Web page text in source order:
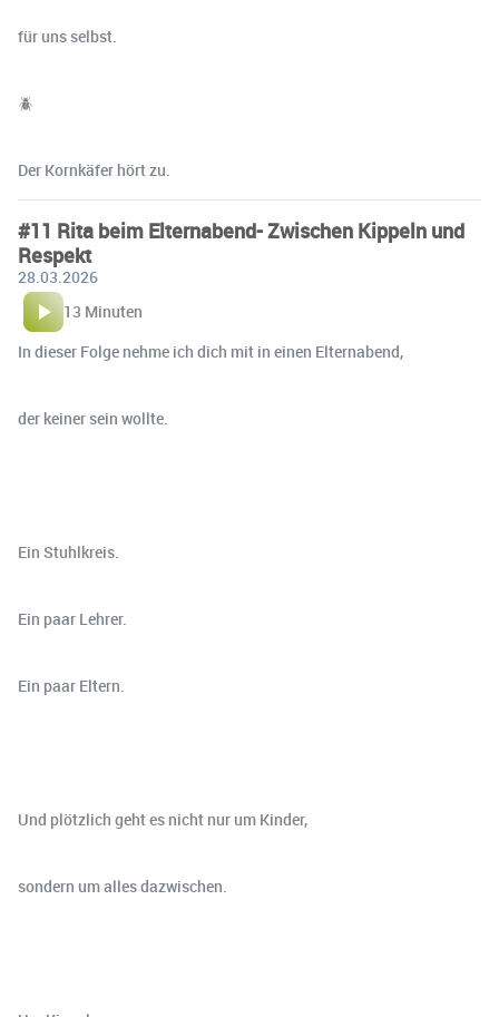
für uns selbst.
🪲
Der Kornkäfer hört zu.
#11 Rita beim Elternabend- Zwischen Kippeln und
Respekt
28.03.2026
13 Minuten
In dieser Folge nehme ich dich mit in einen Elternabend,
der keiner sein wollte.
Ein Stuhlkreis.
Ein paar Lehrer.
Ein paar Eltern.
Und plötzlich geht es nicht nur um Kinder,
sondern um alles dazwischen.